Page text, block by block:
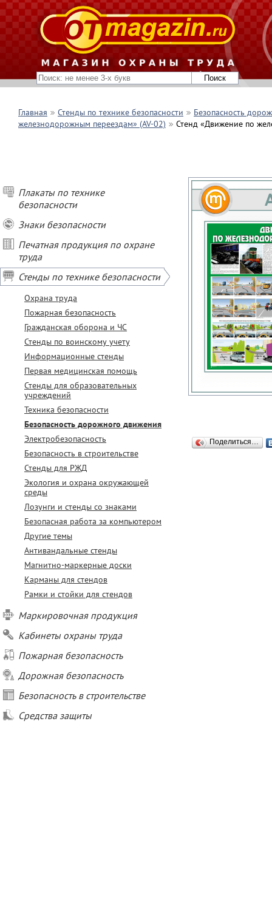
Главная Стенды по технике безопасности
Безопасность
железнодорожным переездам» (AV-02)
Стенд «Движение по
Плакаты по технике
безопасности
Знаки безопасности
Печатная продукция по охране
труда
Стенды по технике безопасности
Охрана труда
Пожарная безопасность
Гражданская оборона и ЧС
Стенды по воинскому учету
Информационные стенды
Первая медицинская помощь
Стенды для образовательных
учреждений
Техника безопасности
Безопасность дорожного движения
Электробезопасность
Безопасность в строительстве
Стенды для РЖД
Экология и охрана окружающей
среды
Лозунги и стенды со знаками
Безопасная работа за компьютером
Другие темы
Антивандальные стенды
Магнитно-маркерные доски
Карманы для стендов
Рамки и стойки для стендов
Маркировочная продукция
Кабинеты охраны труда
Пожарная безопасность
Дорожная безопасность
Безопасность в строительстве
Средства защиты
Поделиться…